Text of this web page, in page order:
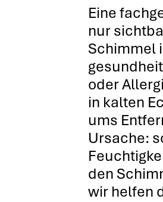
Eine
nur
Schimmel
oder
in kalten
ums
Ursache:
den
wir helfen